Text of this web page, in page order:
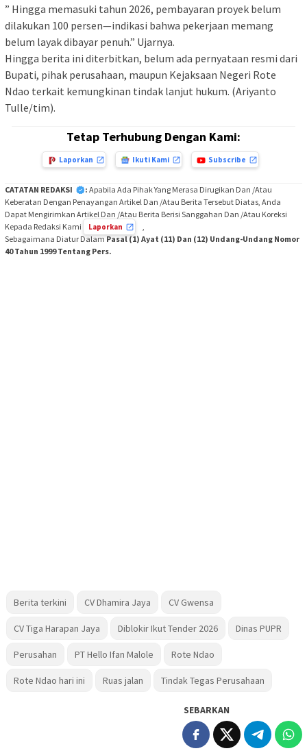
” Hingga memasuki tahun 2026, pembayaran proyek belum
dilakukan 100 persen—indikasi bahwa pekerjaan memang
belum layak dibayar penuh.” Ujarnya.
Hingga berita ini diterbitkan, belum ada pernyataan resmi dari
Bupati, pihak perusahaan, maupun Kejaksaan Negeri Rote
Ndao terkait kemungkinan tindak lanjut hukum. (Ariyanto
Tulle/tim).
Tetap Terhubung Dengan Kami:
Laporkan Ikuti Kami Subscribe
CATATAN REDAKSI : Apabila Ada Pihak Yang Merasa Dirugikan Dan /Atau
Keberatan Dengan Penayangan Artikel Dan /Atau Berita Tersebut Diatas, Anda
Dapat Mengirimkan Artikel Dan /Atau Berita Berisi Sanggahan Dan /Atau Koreksi
Kepada Redaksi Kami
Laporkan
Sebagaimana Diatur DalamPasal (1) Ayat (11) Dan (12) Undang-Undang Nomor
40 Tahun 1999 Tentang Pers.
Berita terkini CV Dhamira Jaya CV Gwensa
CV Tiga Harapan Jaya Diblokir Ikut Tender 2026 Dinas PUPR
Perusahan PT Hello Ifan Malole Rote Ndao
Rote Ndao hari ini Ruas jalan Tindak Tegas Perusahaan
SEBARKAN